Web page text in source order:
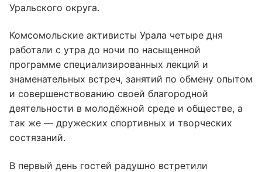
Уральского округа.
Комсомольские активисты Урала четыре дня
работали с утра до ночи по насыщенной
программе специализированных лекций и
знаменательных встреч, занятий по обмену опытом
и совершенствованию своей благородной
деятельности в молодёжной среде и обществе, а
так же — дружеских спортивных и творческих
состязаний.
В первый день гостей радушно встретили